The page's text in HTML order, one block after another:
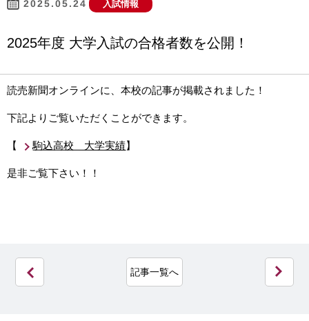
2025.05.24 入試情報
2025年度 大学入試の合格者数を公開！
読売新聞オンラインに、本校の記事が掲載されました！
下記よりご覧いただくことができます。
【 駒込高校 大学実績】
是非ご覧下さい！！
記事一覧へ